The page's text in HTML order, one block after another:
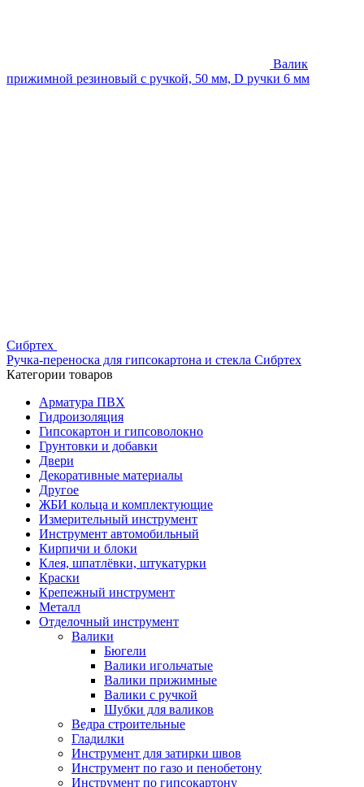
Валик
прижимной резиновый с ручкой, 50 мм, D ручки 6 мм
Сибртех
Ручка-переноска для гипсокартона и стекла Сибртех
Категории товаров
Арматура ПВХ
Гидроизоляция
Гипсокартон и гипсоволокно
Грунтовки и добавки
Двери
Декоративные материалы
Другое
ЖБИ кольца и комплектующие
Измерительный инструмент
Инструмент автомобильный
Кирпичи и блоки
Клея, шпатлёвки, штукатурки
Краски
Крепежный инструмент
Металл
Отделочный инструмент
Валики
Бюгели
Валики игольчатые
Валики прижимные
Валики с ручкой
Шубки для валиков
Ведра строительные
Гладилки
Инструмент для затирки швов
Инструмент по газо и пенобетону
Инструмент по гипсокартону